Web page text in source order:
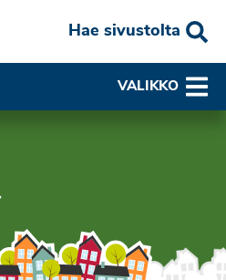
Hae sivustolta
VALIKKO